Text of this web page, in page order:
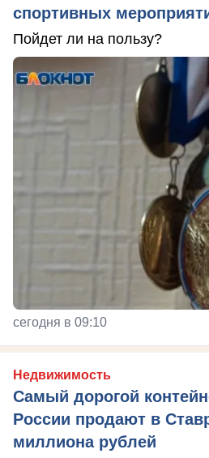
спортивных
Пойдет ли на пользу?
сегодня в 09:10
Недвижимость
Самый дорогой
России продают в
миллиона рублей